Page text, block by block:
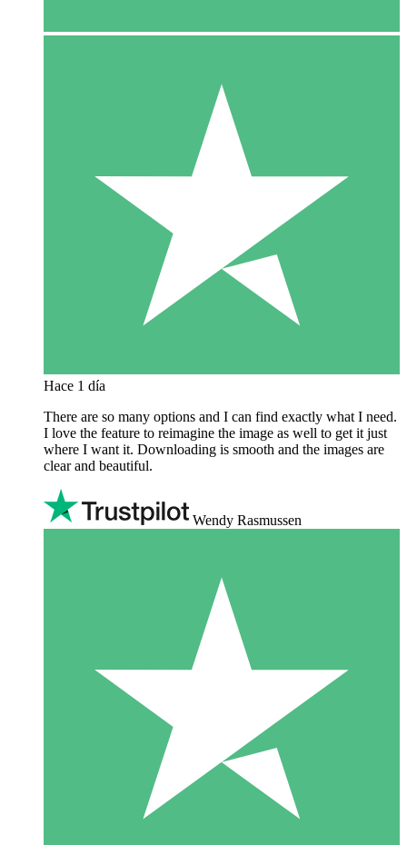
Hace 1 día
There are so many options and I can find exactly what I need.
I love the feature to reimagine the image as well to get it just
where I want it. Downloading is smooth and the images are
clear and beautiful.
Wendy Rasmussen